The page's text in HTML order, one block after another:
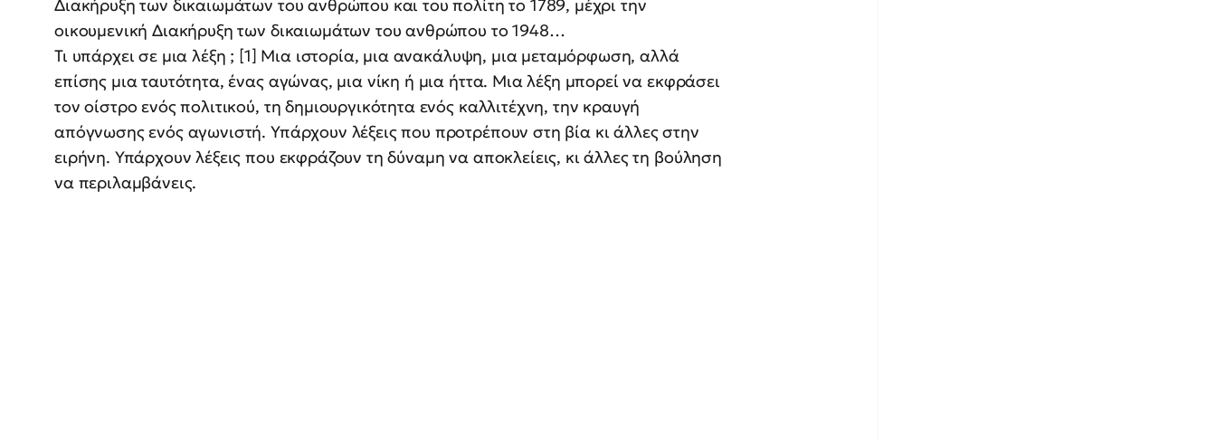
Διακήρυξη των δικαιωμάτων του ανθρώπου και του πολίτη το 1789, μέχρι την
οικουμενική Διακήρυξη των δικαιωμάτων του ανθρώπου το 1948…
Τι υπάρχει σε μια λέξη ; [1] Μια ιστορία, μια ανακάλυψη, μια μεταμόρφωση, αλλά
επίσης μια ταυτότητα, ένας αγώνας, μια νίκη ή μια ήττα. Μια λέξη μπορεί να εκφράσει
τον οίστρο ενός πολιτικού, τη δημιουργικότητα ενός καλλιτέχνη, την κραυγή
απόγνωσης ενός αγωνιστή. Υπάρχουν λέξεις που προτρέπουν στη βία κι άλλες στην
ειρήνη. Υπάρχουν λέξεις που εκφράζουν τη δύναμη να αποκλείεις, κι άλλες τη βούληση
να περιλαμβάνεις.